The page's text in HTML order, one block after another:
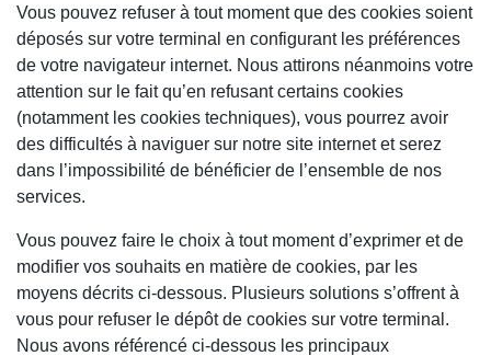
Vous pouvez refuser à tout moment que des cookies soient
déposés sur votre terminal en configurant les préférences
de votre navigateur internet. Nous attirons néanmoins votre
attention sur le fait qu’en refusant certains cookies
(notamment les cookies techniques), vous pourrez avoir
des difficultés à naviguer sur notre site internet et serez
dans l’impossibilité de bénéficier de l’ensemble de nos
services.
Vous pouvez faire le choix à tout moment d’exprimer et de
modifier vos souhaits en matière de cookies, par les
moyens décrits ci-dessous. Plusieurs solutions s’offrent à
vous pour refuser le dépôt de cookies sur votre terminal.
Nous avons référencé ci-dessous les principaux